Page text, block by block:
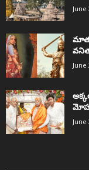
June
June
June